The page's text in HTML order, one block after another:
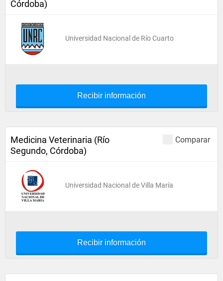
Córdoba)
Universidad Nacional de Río Cuarto
Recibir información
Comparar
Medicina Veterinaria (Río
Segundo, Córdoba)
Universidad Nacional de Villa María
Recibir información